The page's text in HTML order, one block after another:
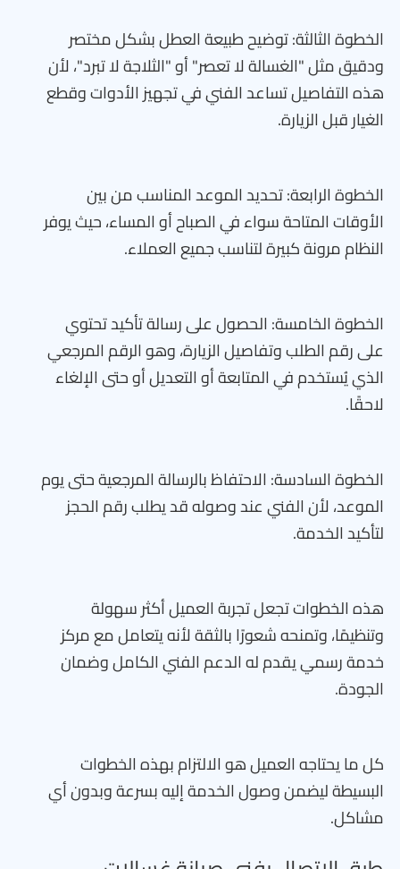
الخطوة الثالثة: توضيح طبيعة العطل بشكل مختصر
ودقيق مثل "الغسالة لا تعصر" أو "الثلاجة لا تبرد"، لأن
هذه التفاصيل تساعد الفني في تجهيز الأدوات وقطع
الغيار قبل الزيارة.
الخطوة الرابعة: تحديد الموعد المناسب من بين
الأوقات المتاحة سواء في الصباح أو المساء، حيث يوفر
النظام مرونة كبيرة لتناسب جميع العملاء.
الخطوة الخامسة: الحصول على رسالة تأكيد تحتوي
على رقم الطلب وتفاصيل الزيارة، وهو الرقم المرجعي
الذي يُستخدم في المتابعة أو التعديل أو حتى الإلغاء
لاحقًا.
الخطوة السادسة: الاحتفاظ بالرسالة المرجعية حتى يوم
الموعد، لأن الفني عند وصوله قد يطلب رقم الحجز
لتأكيد الخدمة.
هذه الخطوات تجعل تجربة العميل أكثر سهولة
وتنظيمًا، وتمنحه شعورًا بالثقة لأنه يتعامل مع مركز
خدمة رسمي يقدم له الدعم الفني الكامل وضمان
الجودة.
كل ما يحتاجه العميل هو الالتزام بهذه الخطوات
البسيطة ليضمن وصول الخدمة إليه بسرعة وبدون أي
مشاكل.